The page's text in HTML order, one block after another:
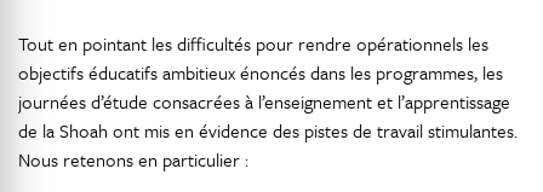
Tout en pointant les difficultés pour rendre opérationnels les
objectifs éducatifs ambitieux énoncés dans les programmes, les
journées d’étude consacrées à l’enseignement et l’apprentissage
de la Shoah ont mis en évidence des pistes de travail stimulantes.
Nous retenons en particulier :